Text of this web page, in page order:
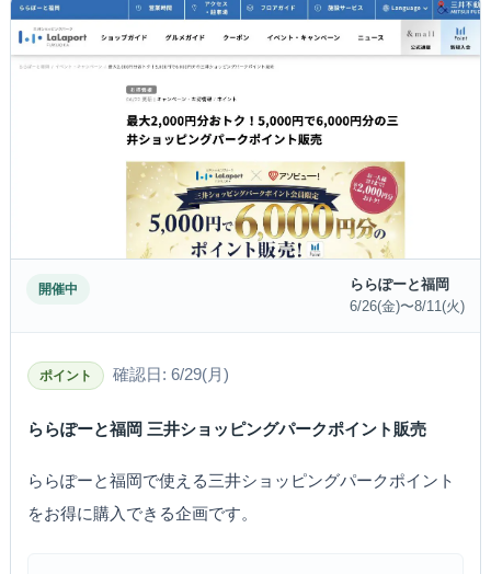
開催中
ららぽーと福岡
6/26(金)〜8/11(火)
ポイント 確認日: 6/29(月)
ららぽーと福岡 三井ショッピングパークポイント販売
ららぽーと福岡で使える三井ショッピングパークポイント
をお得に購入できる企画です。